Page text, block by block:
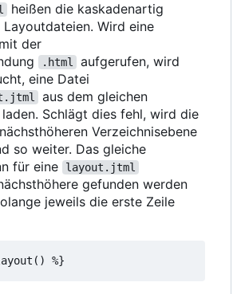
heißen die kaskadenartig
Wird eine
der
.html
aufgerufen, wird
eine Datei
aus dem gleichen
Schlägt dies fehl, wird die
Verzeichnisebene
so weiter. Das gleiche
für eine
layout.jtml
gefunden werden
jeweils die erste Zeile